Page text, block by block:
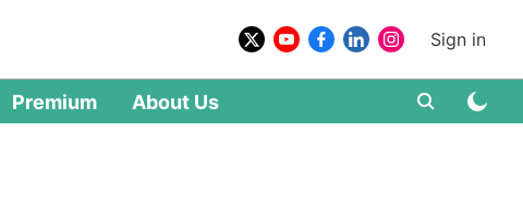
Sign in
Premium About Us